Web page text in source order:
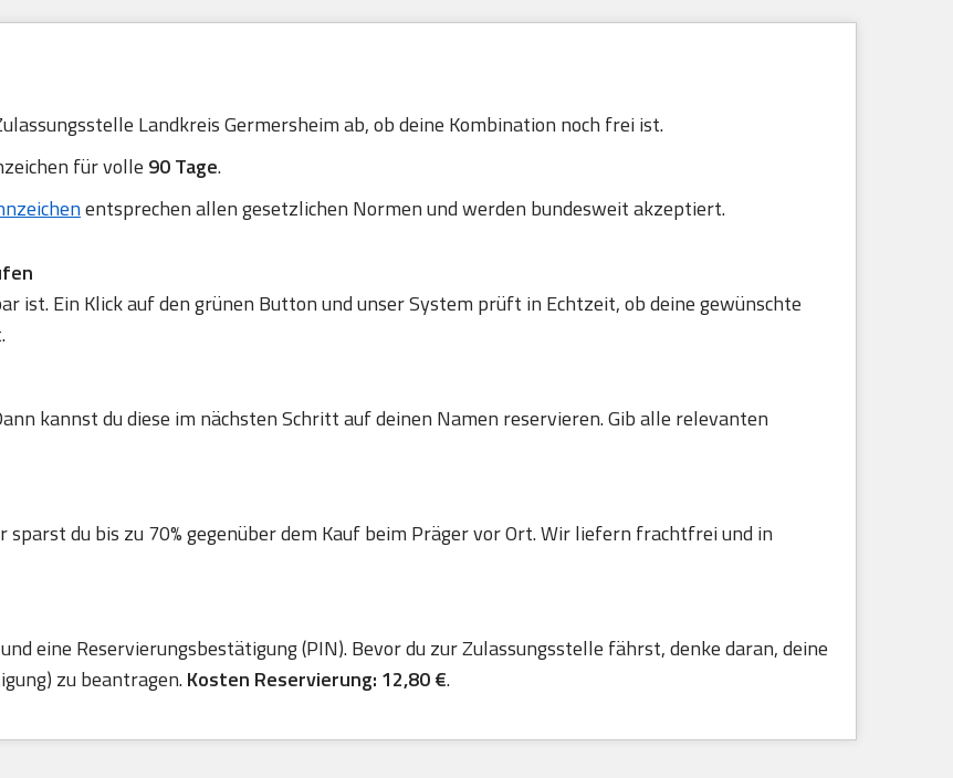
Landkreis Germersheim ab, ob deine Kombination noch frei ist.
für volle 90 Tage.
entsprechen allen gesetzlichen Normen und werden bundesweit akzeptiert.
ist. Ein Klick auf den grünen Button und unser System prüft in Echtzeit, ob deine gewünschte
kannst du diese im nächsten Schritt auf deinen Namen reservieren. Gib alle relevanten
du bis zu 70% gegenüber dem Kauf beim Präger vor Ort. Wir liefern frachtfrei und in
eine Reservierungsbestätigung (PIN). Bevor du zur Zulassungsstelle fährst, denke daran, deine
zu beantragen.Kosten Reservierung: 12,80 €.